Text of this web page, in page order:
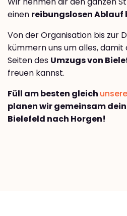
einen reibungslosen Ablauf
Von der Organisation bis zur
kümmern uns um alles,
Seiten des Umzugs von
freuen kannst.
Füll am besten gleich
planen wir gemeinsam
Bielefeld nach Horgen!